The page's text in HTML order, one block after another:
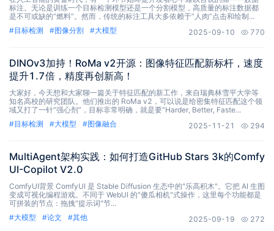
标注。无论是训练一个目标检测模型还是一个分割模型，高质量的标注数据都
是不可或缺的“燃料”。然而，传统的标注工具大多依赖于“人肉”点击和绘制...
#目标检测 #图像分割 #大模型 2025-09-10 770
DINOv3加持！RoMa v2开源：图像特征匹配新标杆，速度
提升1.7倍，精度再创新高！
大家好，今天想和大家聊一篇关于特征匹配的新工作，来自瑞典林雪平大学等
知名高校的研究团队。他们推出的 RoMa v2，可以说是给密集特征匹配这个领
域又打了一针“强心剂”，目标非常明确，就是要“Harder, Better, Faste...
#目标检测 #大模型 #图像融合 2025-11-21 294
MultiAgent架构实践：如何打造GitHub Stars 3k的Comfy
UI-Copilot V2.0
ComfyUI背景 ComfyUI 是 Stable Diffusion 生态中的"乐高积木"。它把 AI 生图
变成可视化编程游戏。不同于 WebUI 的"傻瓜相机"式操作，这里每个功能都是
可拼装的节点：拖拽"提示词"节...
#大模型 #论文 #其他 2025-09-19 272